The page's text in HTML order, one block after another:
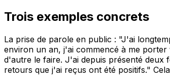
Trois exemples concrets
La prise de parole en public : "J'ai
environ un an, j'ai commencé à me
d'autre le faire. J'ai depuis présenté deux
retours que j'ai reçus ont été positifs."